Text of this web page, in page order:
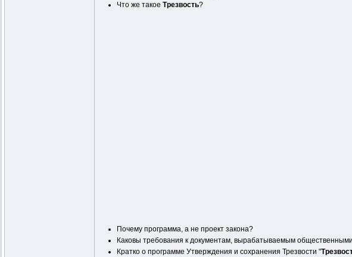
Что же такое Трезвость?
Почему программа, а не проект закона?
Каковы требования к документам, вырабатываемым
Кратко о программе Утверждения и сохранения Трезвости "